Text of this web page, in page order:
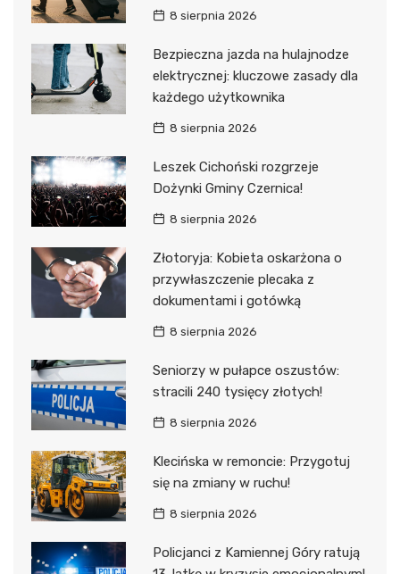
8 sierpnia 2026
Bezpieczna jazda na hulajnodze
elektrycznej: kluczowe zasady dla
każdego użytkownika
8 sierpnia 2026
Leszek Cichoński rozgrzeje
Dożynki Gminy Czernica!
8 sierpnia 2026
Złotoryja: Kobieta oskarżona o
przywłaszczenie plecaka z
dokumentami i gotówką
8 sierpnia 2026
Seniorzy w pułapce oszustów:
stracili 240 tysięcy złotych!
8 sierpnia 2026
Klecińska w remoncie: Przygotuj
się na zmiany w ruchu!
8 sierpnia 2026
Policjanci z Kamiennej Góry ratują